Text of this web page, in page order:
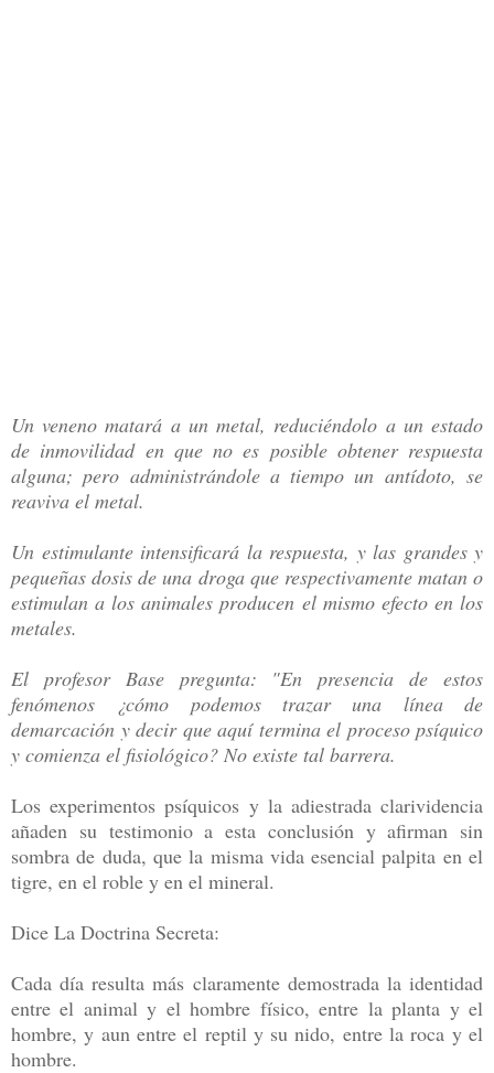
Un veneno matará a un metal, reduciéndolo a un estado
de inmovilidad en que no es posible obtener respuesta
alguna; pero administrándole a tiempo un antídoto, se
reaviva el metal.
Un estimulante intensificará la respuesta, y las grandes y
pequeñas dosis de una droga que respectivamente matan o
estimulan a los animales producen el mismo efecto en los
metales.
El profesor Base pregunta: "En presencia de estos
fenómenos ¿cómo podemos trazar una línea de
demarcación y decir que aquí termina el proceso psíquico
y comienza el fisiológico? No existe tal barrera.
Los experimentos psíquicos y la adiestrada clarividencia
añaden su testimonio a esta conclusión y afirman sin
sombra de duda, que la misma vida esencial palpita en el
tigre, en el roble y en el mineral.
Dice La Doctrina Secreta:
Cada día resulta más claramente demostrada la identidad
entre el animal y el hombre físico, entre la planta y el
hombre, y aun entre el reptil y su nido, entre la roca y el
hombre.